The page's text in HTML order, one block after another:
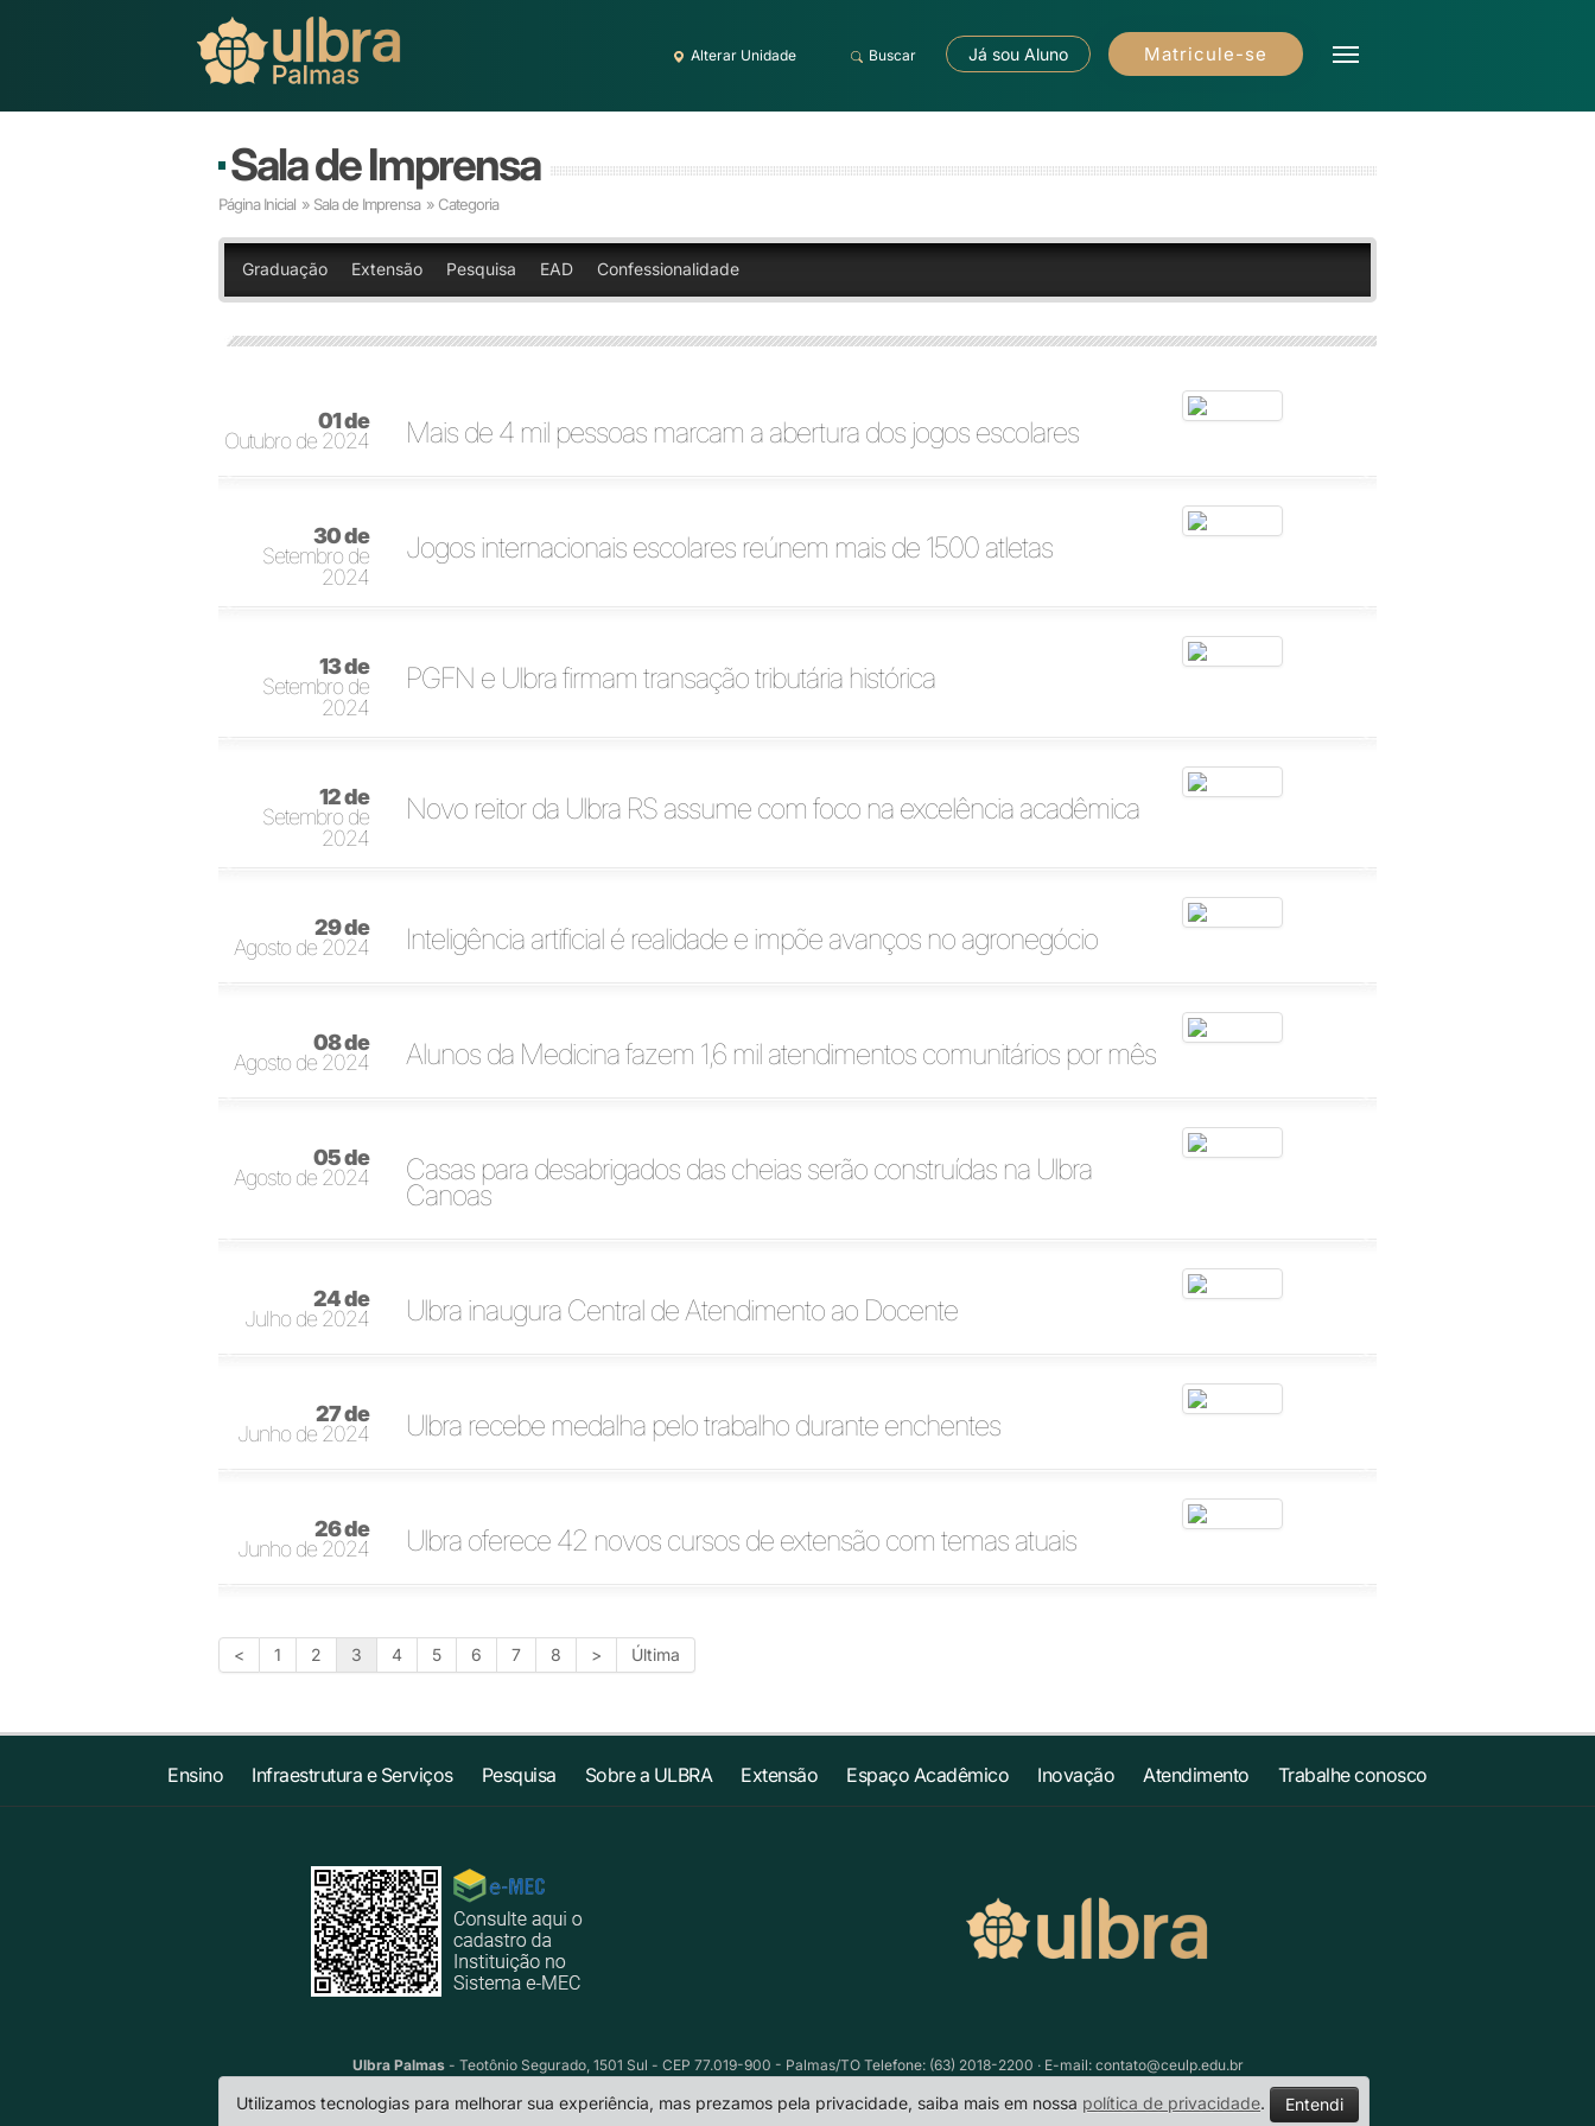
Alterar Unidade Buscar Já sou Aluno Matricule-se
Sala de Imprensa
Página Inicial » Sala de Imprensa » Categoria
Graduação Extensão Pesquisa EAD Confessionalidade
01 de
Outubro de 2024
Mais de 4 mil pessoas marcam a abertura dos jogos escolares
30 de
Setembro de
2024
Jogos internacionais escolares reúnem mais de 1500 atletas
13 de
Setembro de
2024
PGFN e Ulbra firmam transação tributária histórica
12 de
Setembro de
2024
Novo reitor da Ulbra RS assume com foco na excelência acadêmica
29 de
Agosto de 2024
Inteligência artificial é realidade e impõe avanços no agronegócio
08 de
Agosto de 2024
Alunos da Medicina fazem 1,6 mil atendimentos comunitários por mês
05 de
Agosto de 2024
Casas para desabrigados das cheias serão construídas na Ulbra
Canoas
24 de
Julho de 2024
Ulbra inaugura Central de Atendimento ao Docente
27 de
Junho de 2024
Ulbra recebe medalha pelo trabalho durante enchentes
26 de
Junho de 2024
Ulbra oferece 42 novos cursos de extensão com temas atuais
< 1 2 3 4 5 6 7 8 > Última
Ensino Infraestrutura e Serviços Pesquisa Sobre a ULBRA Extensão Espaço Acadêmico Inovação Atendimento Trabalhe conosco
Ulbra Palmas- Teotônio Segurado, 1501 Sul - CEP 77.019-900 - Palmas/TO Telefone: (63) 2018-2200 · E-mail: contato@ceulp.edu.br
Utilizamos tecnologias para melhorar sua experiência, mas prezamos pela privacidade, saiba mais em nossa política de privacidade. Entendi